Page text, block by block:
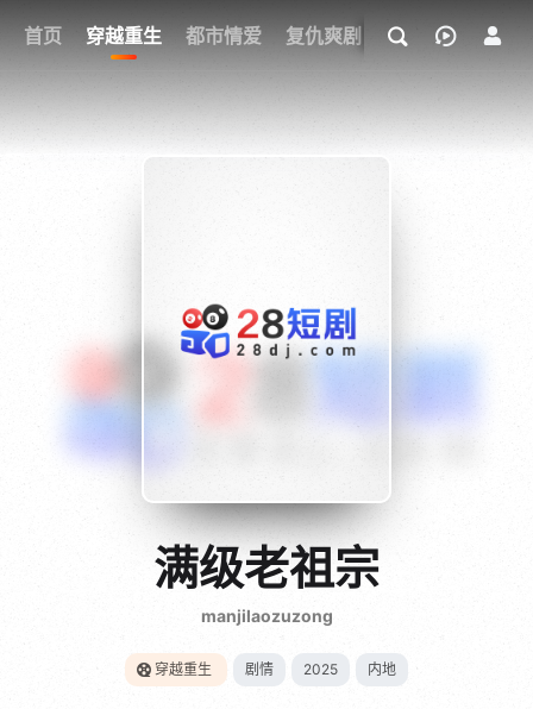
首页 穿越重生 都市情爱 复仇爽剧 玄幻武侠 奇幻
我的观影记录
{if condition="$obj.vod_points
gt 0"}
28短剧
满级老祖宗
manjilaozuzong
穿越重生 剧情 2025 内地